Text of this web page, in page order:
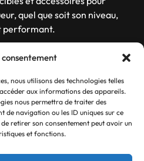
nous utilisons des technologies telles
aux informations des appareils.
nous permettra de traiter des
de navigation ou les ID uniques sur ce
retirer son consentement peut avoir un
et fonctions.
quel que soit son niveau,
performant.